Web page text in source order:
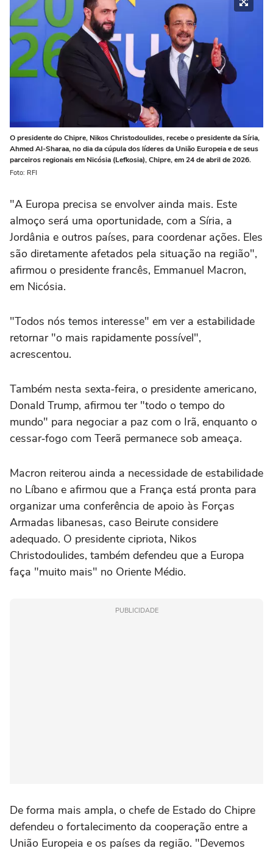
O presidente do Chipre, Nikos Christodoulides, recebe o presidente da Síria,
Ahmed Al-Sharaa, no dia da cúpula dos líderes da União Europeia e de seus
parceiros regionais em Nicósia (Lefkosia), Chipre, em 24 de abril de 2026.
Foto: RFI
"A Europa precisa se envolver ainda mais. Este
almoço será uma oportunidade, com a Síria, a
Jordânia e outros países, para coordenar ações. Eles
são diretamente afetados pela situação na região",
afirmou o presidente francês, Emmanuel Macron,
em Nicósia.
"Todos nós temos interesse" em ver a estabilidade
retornar "o mais rapidamente possível",
acrescentou.
Também nesta sexta‑feira, o presidente americano,
Donald Trump, afirmou ter "todo o tempo do
mundo" para negociar a paz com o Irã, enquanto o
cessar‑fogo com Teerã permanece sob ameaça.
Macron reiterou ainda a necessidade de estabilidade
no Líbano e afirmou que a França está pronta para
organizar uma conferência de apoio às Forças
Armadas libanesas, caso Beirute considere
adequado. O presidente cipriota, Nikos
Christodoulides, também defendeu que a Europa
faça "muito mais" no Oriente Médio.
PUBLICIDADE
De forma mais ampla, o chefe de Estado do Chipre
defendeu o fortalecimento da cooperação entre a
União Europeia e os países da região. "Devemos